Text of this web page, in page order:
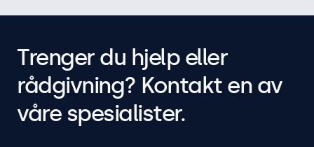
Trenger du hjelp eller
rådgivning? Kontakt en av
våre spesialister.